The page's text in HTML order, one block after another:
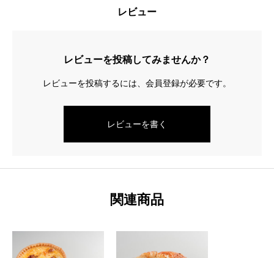
ュ
レビュー
レビューを投稿してみませんか？
レビューを投稿するには、会員登録が必要です。
レビューを書く
関連商品